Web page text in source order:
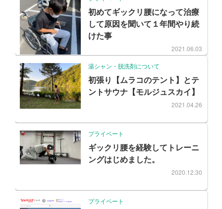
初めてギックリ腰になって治療
して原因を聞いて１年間やり続
けた事
2021.06.03
湯シャン・脱洗剤について
初張り【ムラコのテント】とテ
ントサウナ【モルジュスカイ】
2021.04.26
プライベート
ギックリ腰を経験してトレーニ
ングはじめました。
2020.12.30
プライベート